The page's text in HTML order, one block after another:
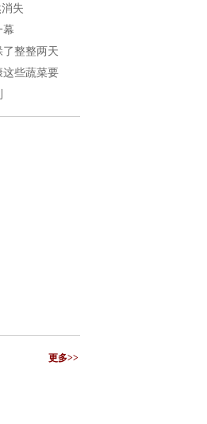
失
幕
整整两天
这些蔬菜要
更多>>